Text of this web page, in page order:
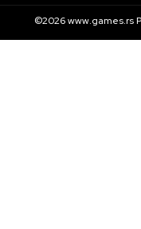
©2026www.games.rs